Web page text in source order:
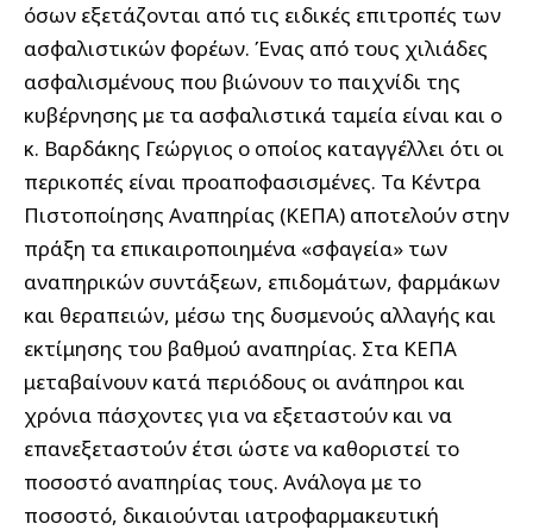
όσων εξετάζονται από τις ειδικές επιτροπές των
ασφαλιστικών φορέων. Ένας από τους χιλιάδες
ασφαλισμένους που βιώνουν το παιχνίδι της
κυβέρνησης με τα ασφαλιστικά ταμεία είναι και ο
κ. Βαρδάκης Γεώργιος ο οποίος καταγγέλλει ότι οι
περικοπές είναι προαποφασισμένες. Τα Κέντρα
Πιστοποίησης Αναπηρίας (ΚΕΠΑ) αποτελούν στην
πράξη τα επικαιροποιημένα «σφαγεία» των
αναπηρικών συντάξεων, επιδομάτων, φαρμάκων
και θεραπειών, μέσω της δυσμενούς αλλαγής και
εκτίμησης του βαθμού αναπηρίας. Στα ΚΕΠΑ
μεταβαίνουν κατά περιόδους οι ανάπηροι και
χρόνια πάσχοντες για να εξεταστούν και να
επανεξεταστούν έτσι ώστε να καθοριστεί το
ποσοστό αναπηρίας τους. Ανάλογα με το
ποσοστό, δικαιούνται ιατροφαρμακευτική